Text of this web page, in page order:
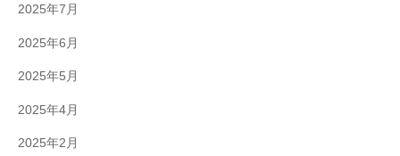
2025年7月
2025年6月
2025年5月
2025年4月
2025年2月